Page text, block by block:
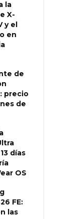
la
X-
y el
en
de
precio
de
días
OS
FE:
las